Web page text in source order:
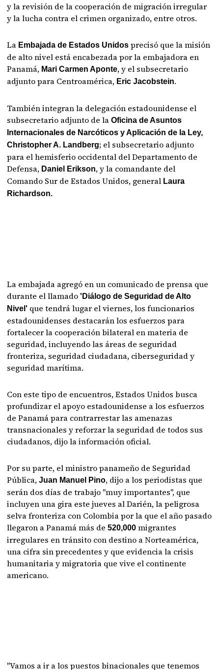
y la revisión de la cooperación de migración irregular
y la lucha contra el crimen organizado, entre otros.
La Embajada de Estados Unidos precisó que la misión
de alto nivel está encabezada por la embajadora en
Panamá, Mari Carmen Aponte, y el subsecretario
adjunto para Centroamérica, Eric Jacobstein.
También integran la delegación estadounidense el
subsecretario adjunto de laOficina de Asuntos
Internacionales de Narcóticos y Aplicación de la Ley,
Christopher A. Landberg; el subsecretario adjunto
para el hemisferio occidental del Departamento de
Defensa, Daniel Erikson, y la comandante del
Comando Sur de Estados Unidos, general Laura
Richardson.
La embajada agregó en un comunicado de prensa que
durante el llamado'Diálogo de Seguridad de Alto
Nivel' que tendrá lugar el viernes, los funcionarios
estadounidenses destacarán los esfuerzos para
fortalecer la cooperación bilateral en materia de
seguridad, incluyendo las áreas de seguridad
fronteriza, seguridad ciudadana, ciberseguridad y
seguridad marítima.
Con este tipo de encuentros, Estados Unidos busca
profundizar el apoyo estadounidense a los esfuerzos
de Panamá para contrarrestar las amenazas
transnacionales y reforzar la seguridad de todos sus
ciudadanos, dijo la información oficial.
Por su parte, el ministro panameño de Seguridad
Pública, Juan Manuel Pino, dijo a los periodistas que
serán dos días de trabajo "muy importantes", que
incluyen una gira este jueves al Darién, la peligrosa
selva fronteriza con Colombia por la que el año pasado
llegaron a Panamá más de520,000migrantes
irregulares en tránsito con destino a Norteamérica,
una cifra sin precedentes y que evidencia la crisis
humanitaria y migratoria que vive el continente
americano.
"Vamos a ir a los puestos binacionales que tenemos